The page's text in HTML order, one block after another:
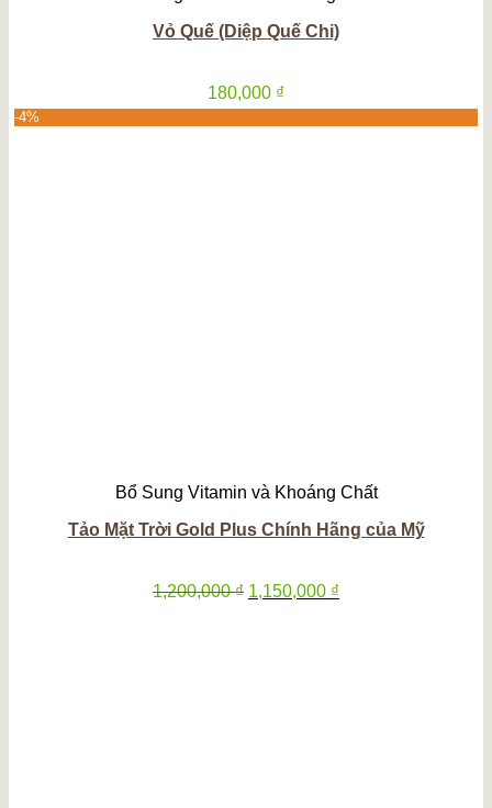
Vỏ Quế (Diệp Quế Chi)
180,000 ₫
-4%
Bổ Sung Vitamin và Khoáng Chất
Tảo Mặt Trời Gold Plus Chính Hãng của Mỹ
1,200,000₫ Giá
1,150,000 ₫